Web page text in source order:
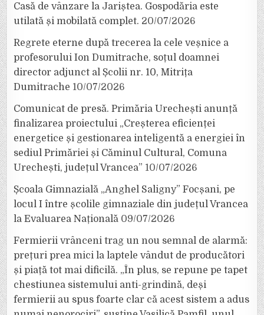
Casă de vânzare la Jariștea. Gospodăria este
utilată și mobilată complet. 20/07/2026
Regrete eterne după trecerea la cele veșnice a
profesorului Ion Dumitrache, soțul doamnei
director adjunct al Școlii nr. 10, Mitrița
Dumitrache 10/07/2026
Comunicat de presă. Primăria Urechești anunță
finalizarea proiectului „Creșterea eficienței
energetice și gestionarea inteligentă a energiei în
sediul Primăriei și Căminul Cultural, Comuna
Urechești, județul Vrancea” 10/07/2026
Școala Gimnazială „Anghel Saligny” Focșani, pe
locul I între școlile gimnaziale din județul Vrancea
la Evaluarea Națională 09/07/2026
Fermierii vrânceni trag un nou semnal de alarmă:
prețuri prea mici la laptele vândut de producători
și piață tot mai dificilă. „În plus, se repune pe tapet
chestiunea sistemului anti-grindină, deși
fermierii au spus foarte clar că acest sistem a adus